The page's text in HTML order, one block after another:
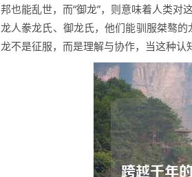
邦也能乱世，而“御龙”，则意味着人类对
龙人豢龙氏、御龙氏，他们能驯服桀骜
龙不是征服，而是理解与协作，当这种认